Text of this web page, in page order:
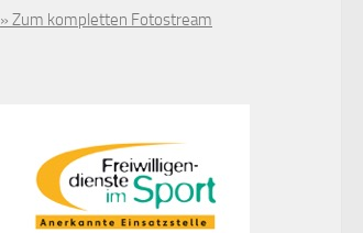
» Zum kompletten Fotostream